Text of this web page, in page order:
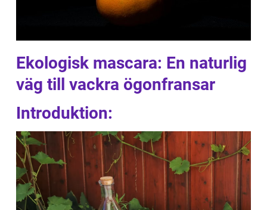
Ekologisk mascara: En naturlig
väg till vackra ögonfransar
Introduktion: